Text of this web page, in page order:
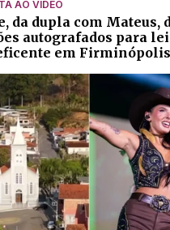
AO VÍDEO
da dupla com Mateus,
autografados para
em Firminópolis